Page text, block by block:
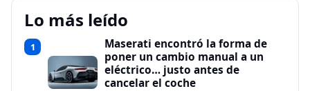
Lo más leído
1
Maserati encontró la forma de
poner un cambio manual a un
eléctrico… justo antes de
cancelar el coche